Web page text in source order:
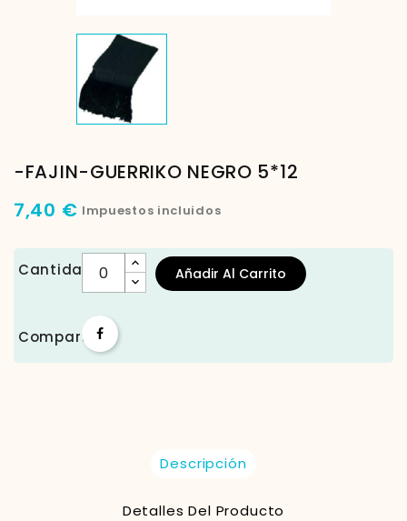
-FAJIN-GUERRIKO NEGRO 5*12
7,40 € Impuestos incluidos
Cantidad Añadir Al Carrito
Compartir
Descripción
Detalles Del Producto